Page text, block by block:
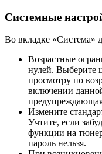
Системные
Во вкладке «Система»
Возрастные
нулей. Выберите
просмотру по
включении
Измените
Учтите, если
функции на
пароль нельзя.